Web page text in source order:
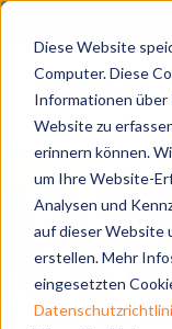
Diese Website
Computer. Diese
Informationen
Website zu
erinnern können.
um Ihre Website-
Analysen und
auf dieser Website
erstellen. Mehr
eingesetzten